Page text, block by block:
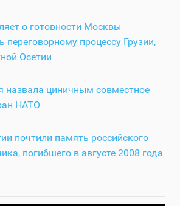
о готовности Москвы
переговорному процессу Грузии,
Осетии
назвала циничным совместное
НАТО
почтили память российского
погибшего в августе 2008 года